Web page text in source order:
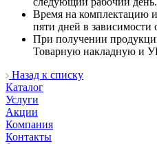
Время на комплектацию
пяти дней в зависимости
При получении
Товарную накладную и
Назад к списку
Каталог
Услуги
Акции
Компания
Контакты